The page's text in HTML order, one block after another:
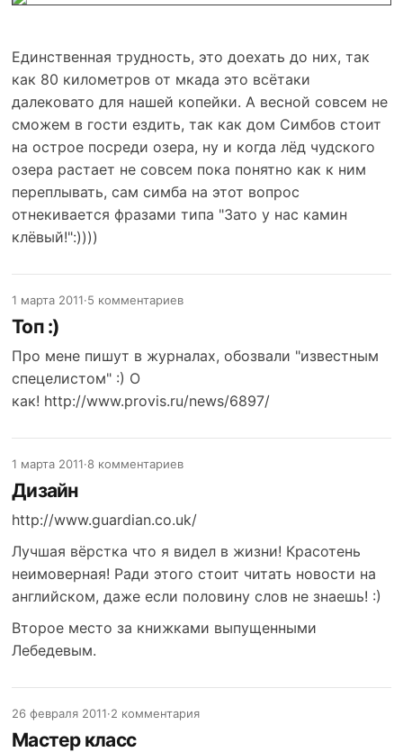
Единственная трудность, это доехать до них, так
как 80 километров от мкада это всётаки
далековато для нашей копейки. А весной совсем не
сможем в гости ездить, так как дом Симбов стоит
на острое посреди озера, ну и когда лёд чудского
озера растает не совсем пока понятно как к ним
переплывать, сам симба на этот вопрос
отнекивается фразами типа "Зато у нас камин
клёвый!":))))
1 марта 2011·5 комментариев
Топ :)
Про мене пишут в журналах, обозвали "известным
спецелистом" :) О
как! http://www.provis.ru/news/6897/
1 марта 2011·8 комментариев
Дизайн
http://www.guardian.co.uk/
Лучшая вёрстка что я видел в жизни! Красотень
неимоверная! Ради этого стоит читать новости на
английском, даже если половину слов не знаешь! :)
Второе место за книжками выпущенными
Лебедевым.
26 февраля 2011·2 комментария
Мастер класс